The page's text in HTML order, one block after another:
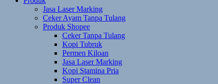
Jasa Laser Marking
Ceker Ayam Tanpa Tulang
Produk Shopee
Ceker Tanpa Tulang
Kopi Tubruk
Permen Kiloan
Jasa Laser Marking
Kopi Stamina Pria
Super Clean